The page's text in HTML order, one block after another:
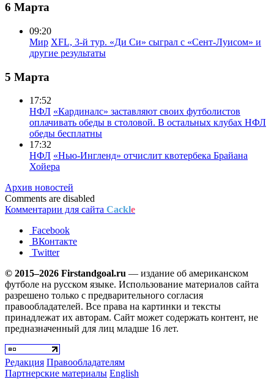
6 Марта
09:20
Мир XFL, 3-й тур. «Ди Си» сыграл с «Сент-Луисом» и
другие результаты
5 Марта
17:52
НФЛ «Кардиналс» заставляют своих футболистов
оплачивать обеды в столовой. В остальных клубах НФЛ
обеды бесплатны
17:32
НФЛ «Нью-Ингленд» отчислит квотербека Брайана
Хойера
Архив новостей
Comments are disabled
Комментарии для сайта Cackle
Facebook
ВКонтакте
Twitter
© 2015–2026 Firstandgoal.ru — издание об американском
футболе на русском языке. Использование материалов cайта
разрешено только с предварительного согласия
правообладателей. Все права на картинки и тексты
принадлежат их авторам. Сайт может содержать контент, не
предназначенный для лиц младше 16 лет.
Редакция Правообладателям
Партнерские материалы English